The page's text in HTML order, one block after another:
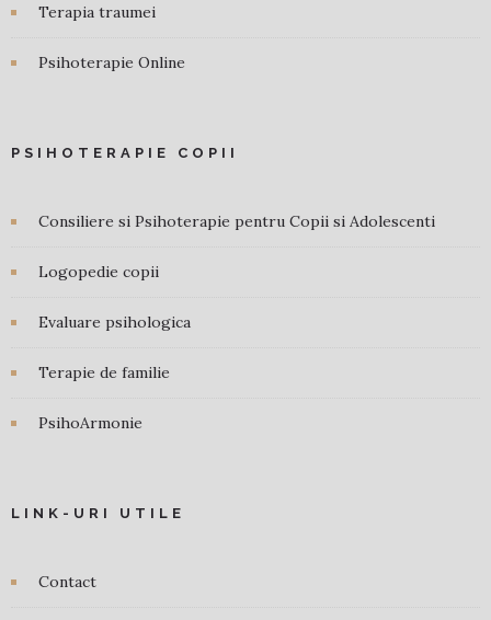
Terapia traumei
Psihoterapie Online
PSIHOTERAPIE COPII
Consiliere si Psihoterapie pentru Copii si Adolescenti
Logopedie copii
Evaluare psihologica
Terapie de familie
PsihoArmonie
LINK-URI UTILE
Contact